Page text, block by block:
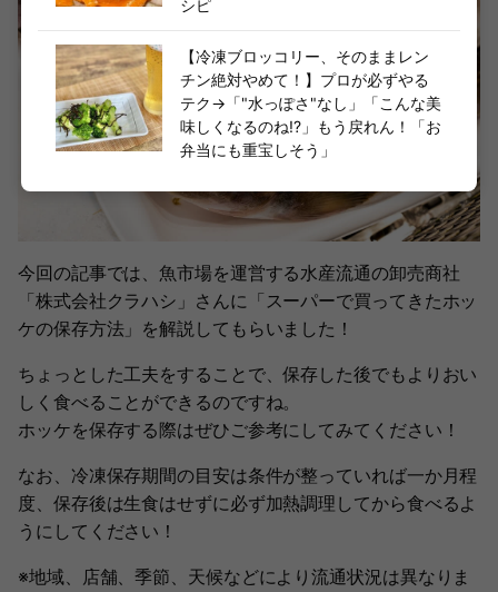
今回の記事では、魚市場を運営する水産流通の卸売商社
「株式会社クラハシ」さんに「スーパーで買ってきたホッ
ケの保存方法」を解説してもらいました！
ちょっとした工夫をすることで、保存した後でもよりおい
しく食べることができるのですね。
ホッケを保存する際はぜひご参考にしてみてください！
なお、冷凍保存期間の目安は条件が整っていれば一か月程
度、保存後は生食はせずに必ず加熱調理してから食べるよ
うにしてください！
※地域、店舗、季節、天候などにより流通状況は異なりま
シピ
【冷凍ブロッコリー、そのままレン
チン絶対やめて！】プロが必ずやる
テク→「"水っぽさ"なし」「こんな美
味しくなるのね!?」もう戻れん！「お
弁当にも重宝しそう」